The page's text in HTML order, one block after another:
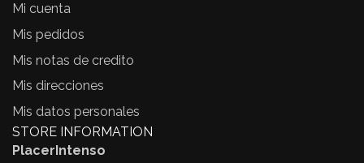
Mi cuenta
Mis pedidos
Mis notas de credito
Mis direcciones
Mis datos personales
STORE INFORMATION
PlacerIntenso